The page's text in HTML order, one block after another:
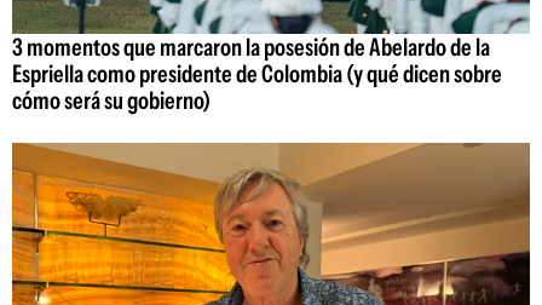
3 momentos que marcaron la posesión de Abelardo de la
Espriella como presidente de Colombia (y qué dicen sobre
cómo será su gobierno)